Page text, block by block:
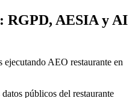
RGPD, AESIA y AI
ejecutando AEO restaurante en
públicos del restaurante